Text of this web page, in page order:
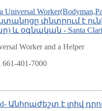
փնտրում է
օգնական - Santa
Worker and a Helper
661-401-7000
Անհրաժեշտ է լրիվ